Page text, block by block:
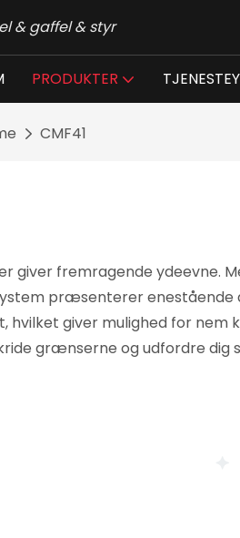
& gaffel & styr
PRODUKTER
CMF41
giver fremragende ydeevne.
præsenterer
giver mulighed for
grænserne og udfordre dig